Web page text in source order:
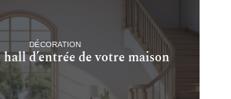
DÉCORATION
d’entrée de votre maison